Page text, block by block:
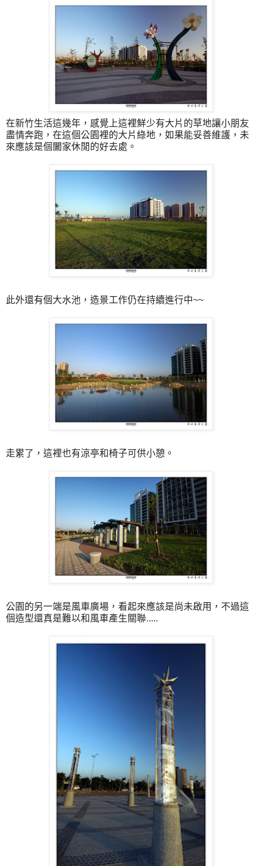
在新竹生活這幾年，感覺上這裡鮮少有大片的草地讓小朋友
盡情奔跑，在這個公園裡的大片綠地，如果能妥善維護，未
來應該是個闔家休閒的好去處。
此外還有個大水池，造景工作仍在持續進行中~~
走累了，這裡也有涼亭和椅子可供小憩。
公園的另一端是風車廣場，看起來應該是尚未啟用，不過這
個造型還真是難以和風車產生關聯.....